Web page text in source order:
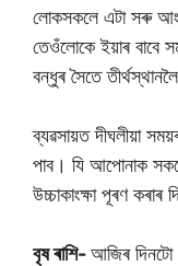
লোকসকলে এটা সৰু
তেওঁলোকে ইয়াৰ বাবে
বন্ধুৰ সৈতে
ব্যৱসায়ত দীঘলীয়া
পাব। যি আপোনাক
উচ্চাকাংক্ষা পূৰণ কৰাৰ
বৃষ ৰাশি-আজিৰ দিনটো